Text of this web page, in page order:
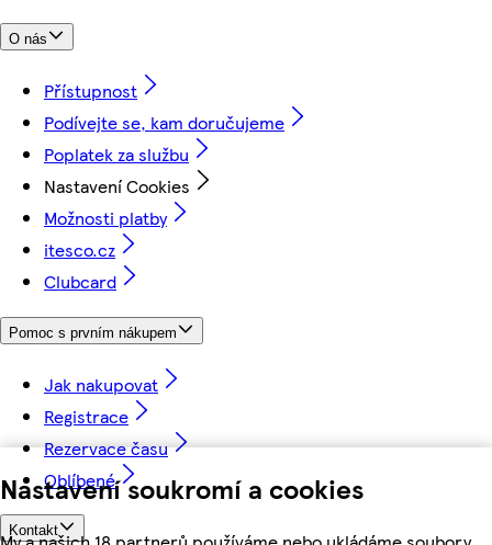
Nastavení soukromí a cookies
O nás
Přístupnost
Podívejte se, kam doručujeme
Poplatek za službu
Nastavení Cookies
Možnosti platby
itesco.cz
Clubcard
Pomoc s prvním nákupem
Jak nakupovat
Registrace
Rezervace času
Oblíbené
Kontakt